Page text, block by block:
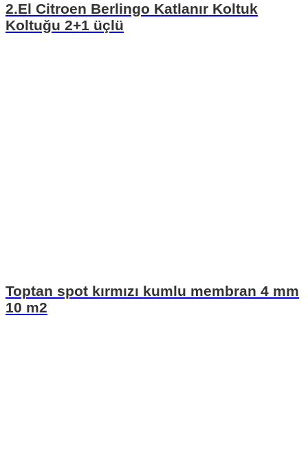
2.El Citroen Berlingo Katlanır Koltuk
Koltuğu 2+1 üçlü
Toptan spot kırmızı kumlu membran 4 mm
10 m2